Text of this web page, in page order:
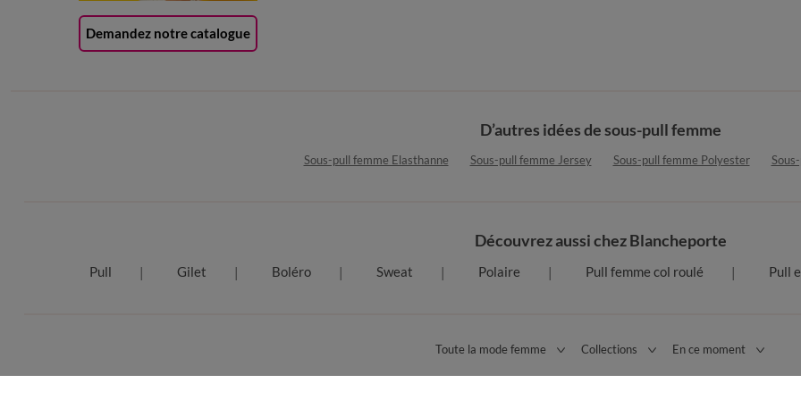
Demandez notre catalogue
D’autres idées de sous-pull femme
Sous-pull femme Elasthanne Sous-pull femme Jersey Sous-pull femme Polyester
Découvrez aussi chez Blancheporte
Pull Gilet Boléro Sweat Polaire Pull femme col roulé Pull
Toute la mode femme Collections En ce moment